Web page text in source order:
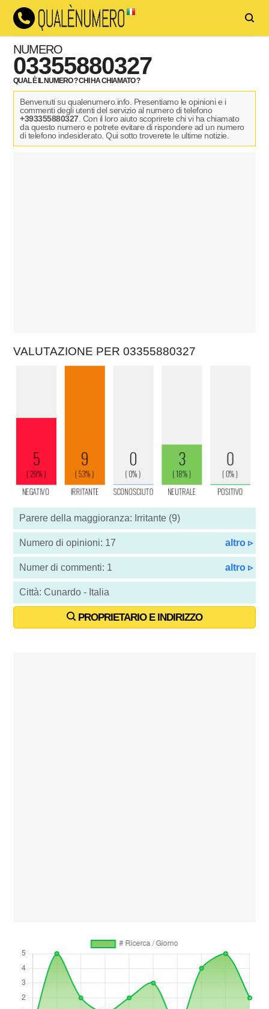
NUMERO
03355880327
QUAL È IL NUMERO ? CHI HA CHIAMATO ?
Benvenuti su qualenumero.info. Presentiamo le opinioni e i
commenti degli utenti del servizio al numero di telefono
+393355880327. Con il loro aiuto scoprirete chi vi ha chiamato
da questo numero e potrete evitare di rispondere ad un numero
di telefono indesiderato. Qui sotto troverete le ultime notizie.
VALUTAZIONE PER 03355880327
Parere della maggioranza: Irritante (9)
Numero di opinioni: 17 altro ▹
Numer di commenti: 1 altro ▹
Città: Cunardo - Italia
PROPRIETARIO E INDIRIZZO